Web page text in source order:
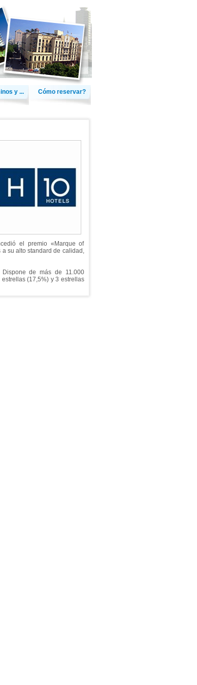
y ... Cómo reservar?
el premio «Marque of
su alto standard de calidad,
de más de 11.000
(17,5%) y 3 estrellas